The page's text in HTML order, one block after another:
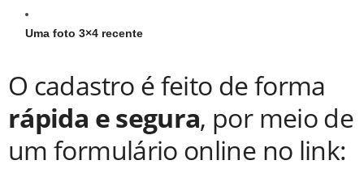
Uma foto 3×4 recente
O cadastro é feito de forma
rápida e segura, por meio de
um formulário online no link: